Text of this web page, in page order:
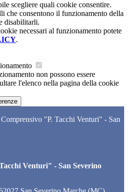
scegliere quali cookie consentire.
che consentono il funzionamento della
disabilitarli.
necessari al funzionamento potete
.
non possono essere
l'elenco nella pagina della cookie
"P. Tacchi Venturi" - San
Venturi" - San Severino